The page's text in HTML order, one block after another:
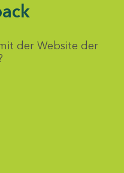
der Website der
auswählen